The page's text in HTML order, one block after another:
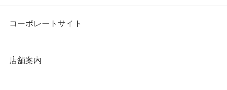
コーポレートサイト
店舗案内